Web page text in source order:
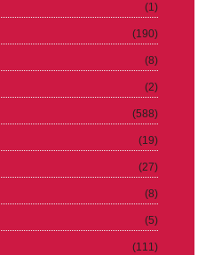
(1)
(190)
(8)
(2)
(588)
(19)
(27)
(8)
(5)
(111)